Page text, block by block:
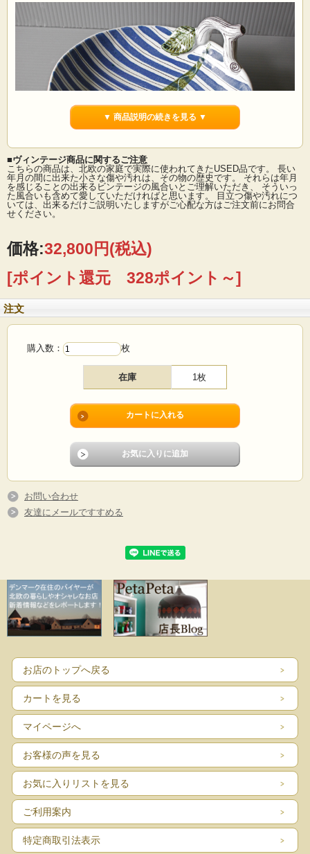
スウェーデン、スティグ・リンドベリデザインのリーフ型ボウルです。ファイア
ンス焼きとは、赤土を利用した器にマットな仕上がりの白い釉薬をつけ、ここに
リンドベリデザインによるカラフルなモチーフ達が一つ一つ手描きされたスタジ
るスティグ・リンドベリやリサ・ラーソンなど著名なデザイナーがアート作品を
制作した部門があり、40名ほどの絵付師が絵付けを担当しました。品質管理のた
らの絵付師さんのアイコンはフラミンゴです。ファイアンス焼きは、一般的な陶
器よりも脆いので、きれいに残っているものが少ないです。スウェーデン国内で
■製造国 ：スウェーデン
■メーカー：GUSTAVSBERG（グスタフスベリ）
■サイズ ：Φ17×18cm、高さ4cm
くよいヴィンテージコンディションです。コンディションを考慮した価格となっ
▼ 商品説明の続きを見る ▼
■ヴィンテージ商品に関するご注意
こちらの商品は、北欧の家庭で実際に使われてきたUSED品です。 長い
年月の間に出来た小さな傷や汚れは、その物の歴史です。 それらは年月
を感じることの出来るビンテージの風合いとご理解いただき、 そういっ
た風合いも含めて愛していただければと思います。 目立つ傷や汚れにつ
いては、出来るだけご説明いたしますがご心配な方はご注文前にお問合
せください。
価格:32,800円(税込)
[ポイント還元 328ポイント～]
注文
購入数： 枚
在庫 1枚
お問い合わせ
友達にメールですすめる
お店のトップへ戻る
カートを見る
マイページへ
お客様の声を見る
お気に入りリストを見る
ご利用案内
特定商取引法表示